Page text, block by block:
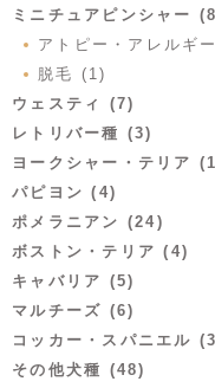
ミニチュアピンシャー
アトピー・アレルギ
脱毛 (1)
ウェスティ (7)
レトリバー種 (3)
ヨークシャー・テリア
パピヨン (4)
ポメラニアン (24)
ボストン・テリア (4)
キャバリア (5)
マルチーズ (6)
コッカー・スパニエル
その他犬種 (48)